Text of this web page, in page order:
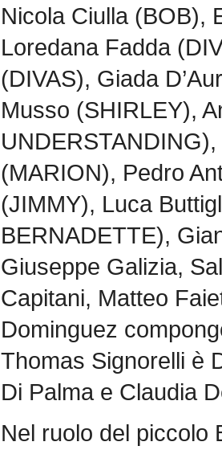
Nicola Ciulla (BOB),
Loredana Fadda
(DIVAS), Giada
Musso (SHIRLEY),
(MARION), Pedro
(JIMMY), Luca
BERNADETTE),
Giuseppe Galizia,
Capitani, Matteo
Dominguez
Thomas Signorelli è
Di Palma e Claudia
Nel ruolo del piccolo